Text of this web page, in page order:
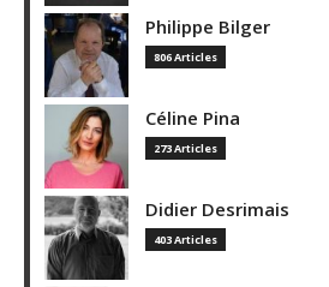
Philippe Bilger
806 Articles
Céline Pina
273 Articles
Didier Desrimais
403 Articles